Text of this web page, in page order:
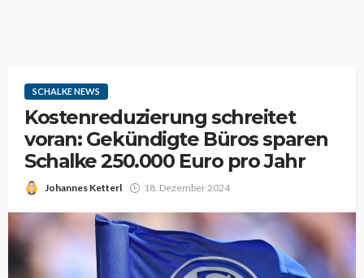
SCHALKE NEWS
Kostenreduzierung schreitet
voran: Gekündigte Büros sparen
Schalke 250.000 Euro pro Jahr
Johannes Ketterl 18. Dezember 2024